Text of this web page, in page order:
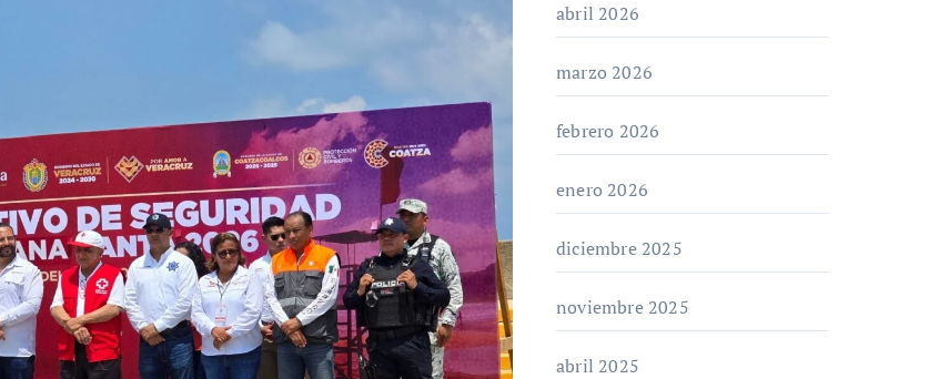
abril 2026
marzo 2026
febrero 2026
enero 2026
diciembre 2025
noviembre 2025
abril 2025